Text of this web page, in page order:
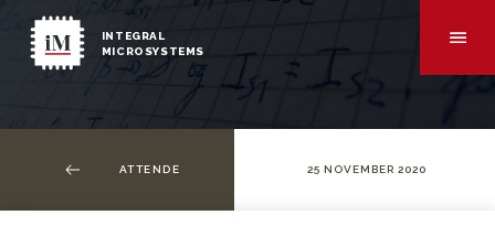
INTEGRAL
MICROSYSTEMS
ATTENDE 25 NOVEMBER 2020